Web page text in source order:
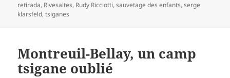
retirada, Rivesaltes, Rudy Ricciotti,sauvetage des enfants,serge
klarsfeld,tsiganes
Montreuil-Bellay, un camp
tsigane oublié